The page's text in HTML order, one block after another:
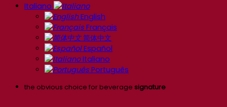
Italiano
English
Français
简体中文
Español
Italiano
Português
the obvious choice for beverage signature